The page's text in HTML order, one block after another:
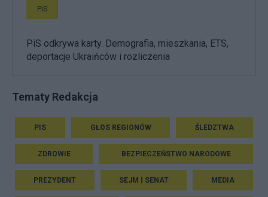
PiS
PiS odkrywa karty. Demografia, mieszkania, ETS,
deportacje Ukraińców i rozliczenia
Tematy Redakcja
PIS GŁOS REGIONÓW ŚLEDZTWA
ZDROWIE BEZPIECZEŃSTWO NARODOWE
PREZYDENT SEJM I SENAT MEDIA